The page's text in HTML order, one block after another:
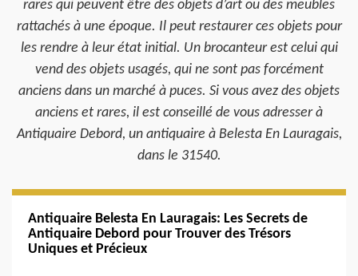
rares qui peuvent être des objets d’art ou des meubles
rattachés à une époque. Il peut restaurer ces objets pour
les rendre à leur état initial. Un brocanteur est celui qui
vend des objets usagés, qui ne sont pas forcément
anciens dans un marché à puces. Si vous avez des objets
anciens et rares, il est conseillé de vous adresser à
Antiquaire Debord, un antiquaire à Belesta En Lauragais,
dans le 31540.
Antiquaire Belesta En Lauragais: Les Secrets de
Antiquaire Debord pour Trouver des Trésors
Uniques et Précieux